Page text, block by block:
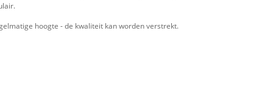
hoogte - de kwaliteit kan worden verstrekt.